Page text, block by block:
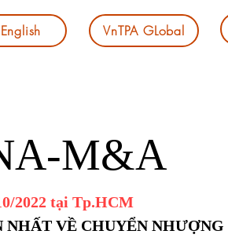
English VnTPA GLobal
M&A
2022 tại Tp.HCM
NHẤT VỀ CHUYỂN NHƯỢNG